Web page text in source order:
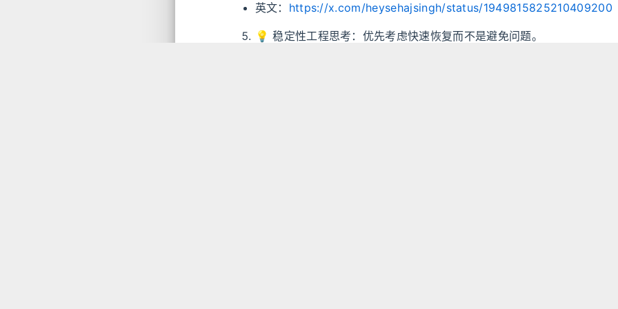
英文： https://x.com/heysehajsingh/status/1949815825210409200
💡 稳定性工程思考：优先考虑快速恢复而不是避免问题。